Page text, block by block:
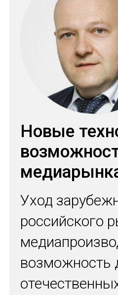
Новые
Уход
российского
возможность